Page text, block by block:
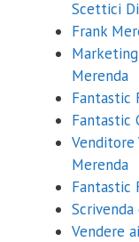
Scettici
Frank
Merenda
Fantastic
Fantastic
Venditore
Merenda
Fantastic
Vendere